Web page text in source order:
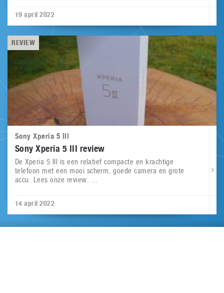
19 april 2022
REVIEW
Sony Xperia 5 III
Sony Xperia 5 III review
De Xperia 5 III is een relatief compacte en krachtige
telefoon met een mooi scherm, goede camera en grote
accu. Lees onze review. ...
14 april 2022